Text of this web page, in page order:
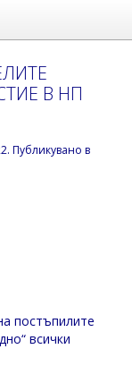
В НП
. Публикувано в
постъпилите
всички